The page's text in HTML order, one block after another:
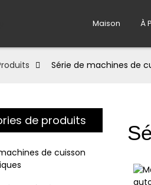
Maison À
Série de machines de
de produits
de cuisson